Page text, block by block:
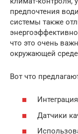
предпочтения
системы также
что это очень
окружающей
Вот что
Датчики